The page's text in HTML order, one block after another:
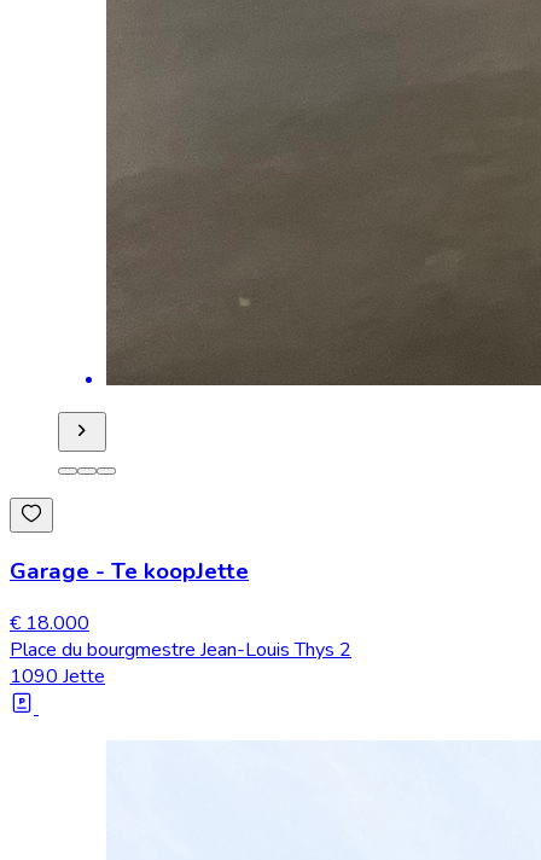
Garage - Te koopJette
€ 18.000
Place du bourgmestre Jean-Louis Thys 2
1090 Jette